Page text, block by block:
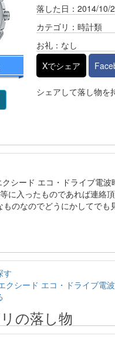
落した日：2014/10/
カテゴリ：時計類
お礼：なし
Xでシェア
シェアして落し物を
ード エコ・ドライブ電波
に入ったものであれば連絡頂
のなのでどうにかしてでも
す
シード エコ・ドライブ電
の落し物